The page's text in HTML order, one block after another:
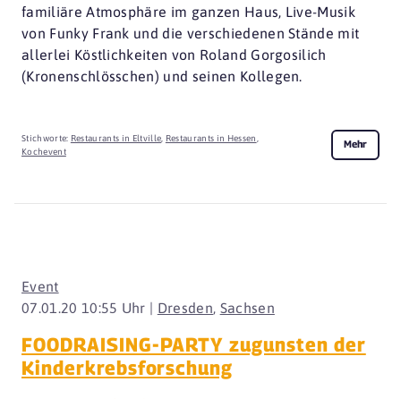
familiäre Atmosphäre im ganzen Haus, Live-Musik
von Funky Frank und die verschiedenen Stände mit
allerlei Köstlichkeiten von Roland Gorgosilich
(Kronenschlösschen) und seinen Kollegen.
Stichworte: Restaurants in Eltville Restaurants in Hessen
Kochevent
Mehr
07.01.20 10:55 Uhr | Dresden, Sachsen
Event
FOODRAISING-PARTY zugunsten der
Kinderkrebsforschung